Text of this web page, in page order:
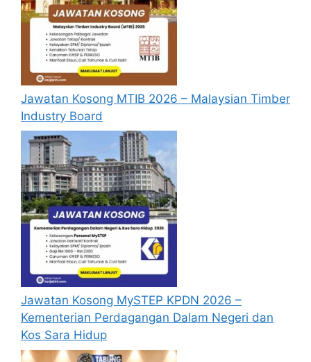
Update Jawatan Kosong Terkini
Cara Memohon
Permohonan jawatan diatas hendaklah
melalui pautanPermohonan Online
boleh didapati melalui pautan yang telah
disediakan dibawah. Untuk pemohon kali
pertama, anda perlu mendaftar
akaun baru terlebih dahulu.
Calon dikehendaki memuat naik resume
yang lengkap (kelayakan akademik,
pengalaman kerja, gaji semasa dan gaji
Jawatan Kosong MTIB 2026 – Malaysian Timber
Industry Board
Jawatan Kosong MySTEP KPDN 2026 –
Kementerian Perdagangan Dalam Negeri dan
Kos Sara Hidup